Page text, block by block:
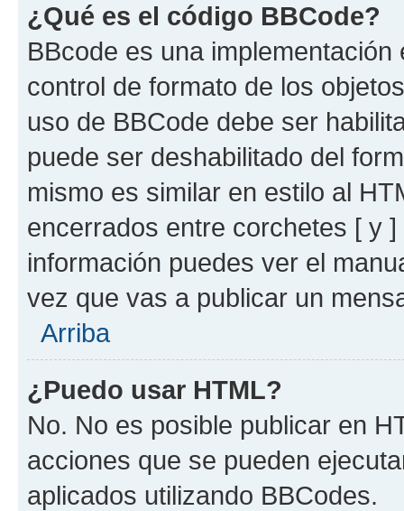
¿Qué es el código BBCode?
BBcode es una
control de formato de los
uso de BBCode debe ser
puede ser deshabilitado del
mismo es similar en estilo al
encerrados entre corchetes [ y
información puedes ver el
vez que vas a publicar un
Arriba
¿Puedo usar HTML?
No. No es posible publicar en
acciones que se pueden
aplicados utilizando BBCodes.